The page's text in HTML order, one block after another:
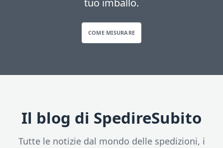
tuo imballo.
COME MISURARE
Il blog di SpedireSubito
Tutte le notizie dal mondo delle spedizioni, i